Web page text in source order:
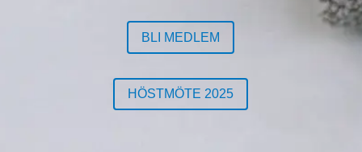
BLI MEDLEM
HÖSTMÖTE 2025